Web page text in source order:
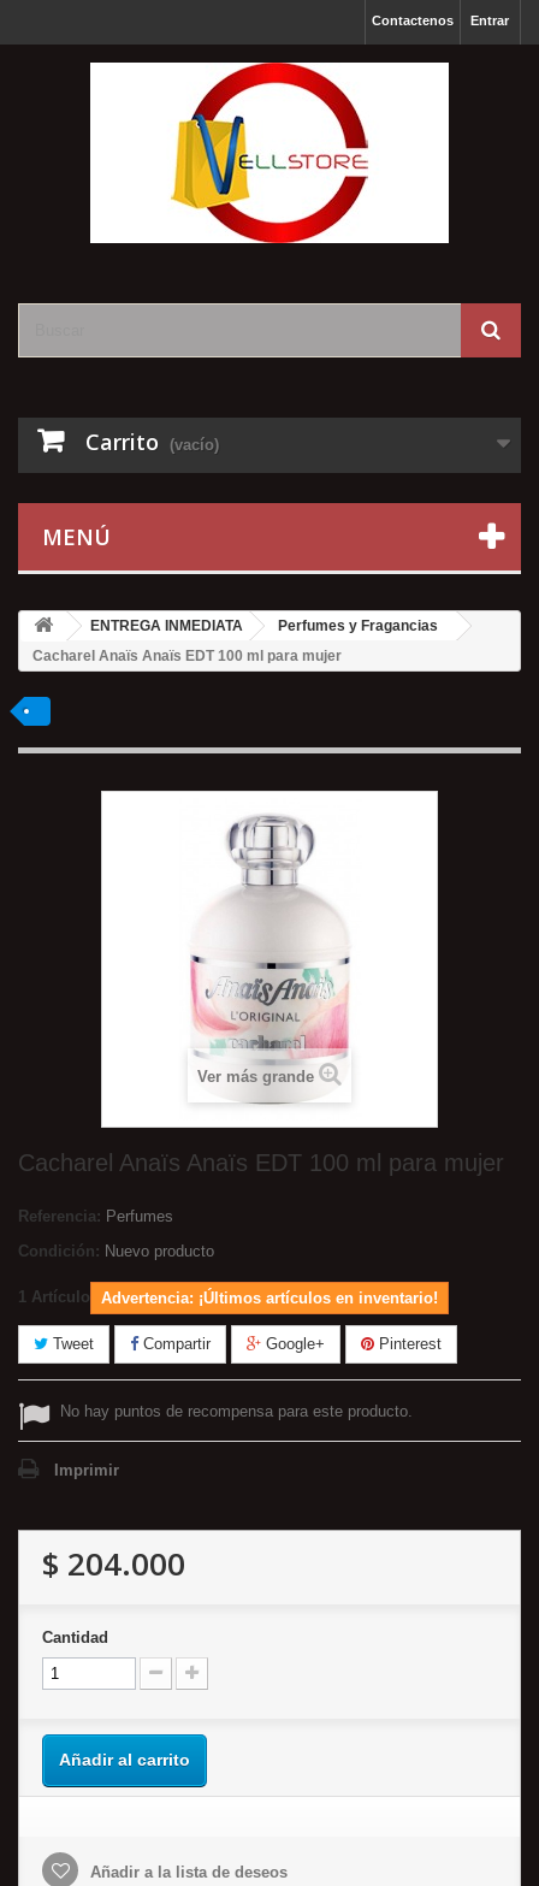
Entrar
Contactenos
Carrito (vacío)
MENÚ
ENTREGA INMEDIATA
Perfumes y Fragancias
Cacharel Anaïs Anaïs EDT 100 ml para mujer
Ver más grande
Cacharel Anaïs Anaïs EDT 100 ml para mujer
Referencia: Perfumes
Condición: Nuevo producto
1 Artículo Advertencia: ¡Últimos artículos en inventario!
Tweet Compartir Google+ Pinterest
No hay puntos de recompensa para este producto.
Imprimir
$ 204.000
Cantidad
Añadir al carrito
Añadir a la lista de deseos